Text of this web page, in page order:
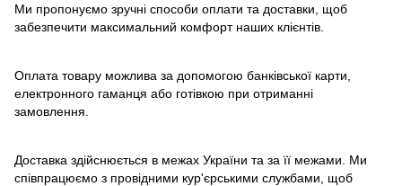
Ми пропонуємо зручні способи оплати та доставки, щоб
забезпечити максимальний комфорт наших клієнтів.
Оплата товару можлива за допомогою банківської карти,
електронного гаманця або готівкою при отриманні
замовлення.
Доставка здійснюється в межах України та за її межами. Ми
співпрацюємо з провідними кур'єрськими службами, щоб